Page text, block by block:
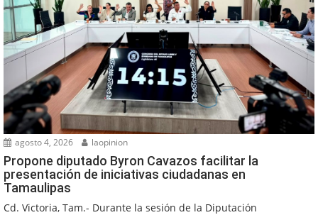
agosto 4, 2026 laopinion
Propone diputado Byron Cavazos facilitar la
presentación de iniciativas ciudadanas en
Tamaulipas
Cd. Victoria, Tam.- Durante la sesión de la Diputación